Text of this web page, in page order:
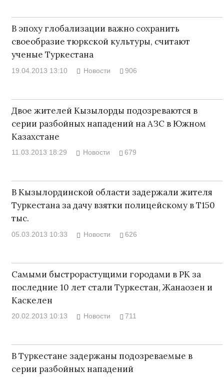
В эпоху глобализации важно сохранить
своеобразие тюркской культуры, считают
ученые Туркестана
19.04.2013 13:10 Новости 906
Двое жителей Кызылорды подозреваются в
серии разбойных нападений на АЗС в Южном
Казахстане
11.03.2013 18:29 Новости 679
В Кызылординской области задержали жителя
Туркестана за дачу взятки полицейскому в Т150
тыс.
05.03.2013 10:33 Новости 626
Самыми быстрорастущими городами в РК за
последние 10 лет стали Туркестан, Жанаозен и
Каскелен
20.02.2013 10:13 Новости 711
В Туркестане задержаны подозреваемые в
серии разбойных нападений